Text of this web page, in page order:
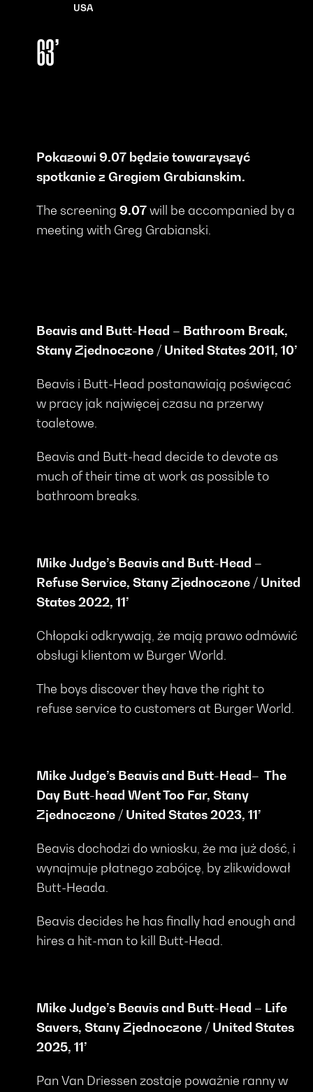
USA
63’
Pokazowi 9.07 będzie towarzyszyć
spotkanie z Gregiem Grabianskim.
The screening9.07will be accompanied by a
meeting with Greg Grabianski.
Beavis and Butt-Head – Bathroom Break,
Stany Zjednoczone / United States 2011, 10’
Beavis i Butt-Head postanawiają poświęcać
w pracy jak najwięcej czasu na przerwy
toaletowe.
Beavis and Butt-head decide to devote as
much of their time at work as possible to
bathroom breaks.
Mike Judge’s Beavis and Butt-Head –
Refuse Service, Stany Zjednoczone / United
States 2022, 11’
Chłopaki odkrywają, że mają prawo odmówić
obsługi klientom w Burger World.
The boys discover they have the right to
refuse service to customers at Burger World.
Mike Judge’s Beavis and Butt-Head– The
Day Butt-head Went Too Far, Stany
Zjednoczone / United States 2023, 11’
Beavis dochodzi do wniosku, że ma już dość, i
wynajmuje płatnego zabójcę, by zlikwidował
Butt-Heada.
Beavis decides he has finally had enough and
hires a hit-man to kill Butt-Head.
Mike Judge’s Beavis and Butt-Head – Life
Savers, Stany Zjednoczone / United States
2025, 11’
Pan Van Driessen zostaje poważnie ranny w